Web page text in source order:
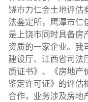
饶市力仁金土地评估
法鉴定所，鹰潭市仁
是上饶市同时具备房
资质的一家企业。我
建设厅、江西省司法
质证书》、《房地产
鉴定许可证》的评估
合作，业务涉及房地